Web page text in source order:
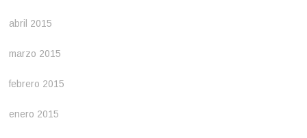
abril 2015
marzo 2015
febrero 2015
enero 2015